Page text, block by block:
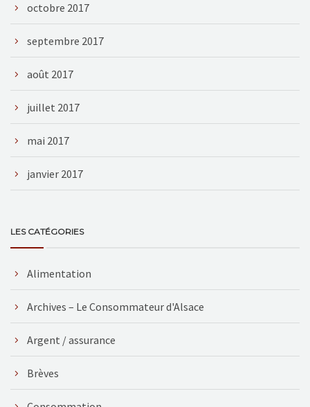
octobre 2017
septembre 2017
août 2017
juillet 2017
mai 2017
janvier 2017
LES CATÉGORIES
Alimentation
Archives – Le Consommateur d'Alsace
Argent / assurance
Brèves